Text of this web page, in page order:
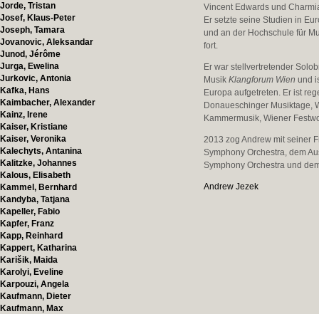
Jorde, Tristan
Josef, Klaus-Peter
Joseph, Tamara
Jovanovic, Aleksandar
Junod, Jérôme
Jurga, Ewelina
Jurkovic, Antonia
Kafka, Hans
Kaimbacher, Alexander
Kainz, Irene
Kaiser, Kristiane
Kaiser, Veronika
Kalechyts, Antanina
Kalitzke, Johannes
Kalous, Elisabeth
Kammel, Bernhard
Kandyba, Tatjana
Kapeller, Fabio
Kapfer, Franz
Kapp, Reinhard
Kappert, Katharina
Karišik, Maida
Karolyi, Eveline
Karpouzi, Angela
Kaufmann, Dieter
Kaufmann, Max
Vincent Edwards und
Er setzte seine Studien in
und an der Hochschule für
fort.
Er war stellvertretender
MusikKlangforum Wien und
Europa aufgetreten. Er ist
Donaueschinger Musiktage,
Kammermusik, Wiener
2013 zog Andrew mit seiner
Symphony Orchestra, dem
Symphony Orchestra und
Andrew Jezek